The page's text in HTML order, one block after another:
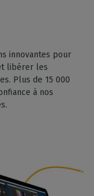
innovantes pour
libérer les
Plus de 15 000
à nos